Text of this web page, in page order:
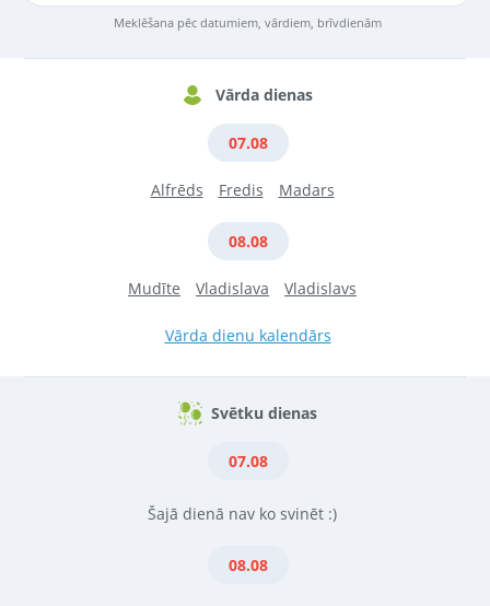
Meklēšana pēc datumiem, vārdiem, brīvdienām
Vārda dienas
07.08
Alfrēds Fredis Madars
08.08
Mudīte Vladislava Vladislavs
Vārda dienu kalendārs
Svētku dienas
07.08
Šajā dienā nav ko svinēt :)
08.08